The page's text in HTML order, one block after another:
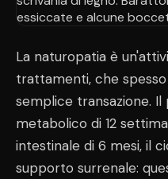
La naturopatia è
trattamenti, che
semplice transazione.
metabolico di 12
intestinale di 6 mesi, il
supporto surrenale: